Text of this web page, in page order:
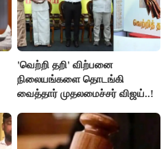
'வெற்றி தறி' விற்பனை
நிலையங்களை தொடங்கி
வைத்தார் முதலமைச்சர் விஜய்..!